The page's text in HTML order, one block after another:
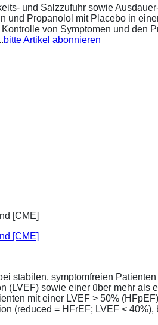
und Salzzufuhr sowie
und Propanolol mit Placebo in
von Symptomen und den
bitte Artikel abonnieren
[CME]
stabilen, symptomfreien
(LVEF) sowie einer über mehr als
mit einer LVEF > 50%
(reduced = HFrEF; LVEF < 40%),